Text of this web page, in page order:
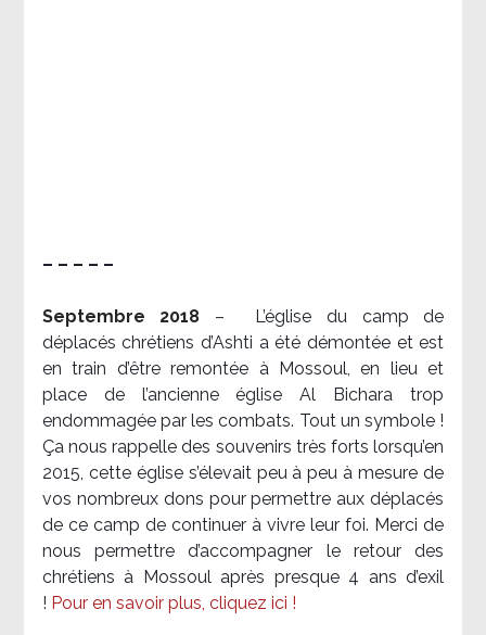
– – – – –
Septembre 2018 –
L’église du camp de
déplacés chrétiens d’Ashti a été démontée et est
en train d’être remontée à Mossoul, en lieu et
place de l’ancienne église Al Bichara trop
endommagée par les combats. Tout un symbole !
Ça nous rappelle des souvenirs très forts lorsqu’en
2015, cette église s’élevait peu à peu à mesure de
vos nombreux dons pour permettre aux déplacés
de ce camp de continuer à vivre leur foi. Merci de
nous permettre d’accompagner le retour des
chrétiens à Mossoul après presque 4 ans d’exil
! Pour en savoir plus, cliquez ici !